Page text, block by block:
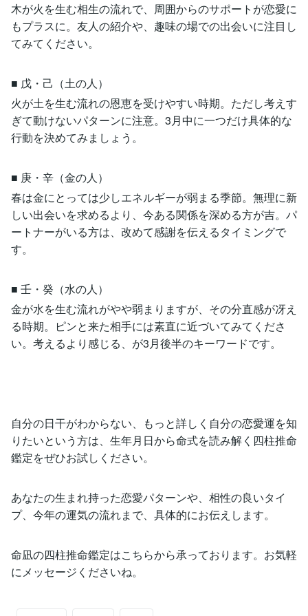
木が火を生む相生の流れで、周囲からのサポートが恋愛に
もプラスに。友人の紹介や、趣味の場での出会いに注目し
てみてください。
■ 戊・己（土の人）
火が土を生む流れの恩恵を受けやすい時期。ただし考えす
ぎて動けないパターンに注意。3月中に一つだけ具体的な
行動を決めてみましょう。
■ 庚・辛（金の人）
春は金にとっては少しエネルギーが弱まる季節。無理に新
しい出会いを求めるより、今ある関係を深める方が吉。パ
ートナーがいる方は、改めて感謝を伝えるタイミングで
す。
■ 壬・癸（水の人）
金が水を生む流れがやや弱まりますが、その分直感が冴え
る時期。ピンと来た相手には素直に近づいてみてくださ
い。考えるより感じる、が3月後半のキーワードです。
自分の日干がわからない、もっと詳しく自分の恋愛運を知
りたいという方は、生年月日から命式を読み解く四柱推命
鑑定をぜひお試しください。
あなたの生まれ持った恋愛パターンや、相性の良いタイ
プ、今年の運気の流れまで、具体的にお伝えします。
命凪の四柱推命鑑定はこちらから承っております。お気軽
にメッセージくださいね。